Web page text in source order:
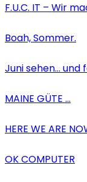
F.U.C. IT – Wir
Boah, Sommer.
Juni sehen… und
MAINE GÜTE …
HERE WE ARE
OK COMPUTER